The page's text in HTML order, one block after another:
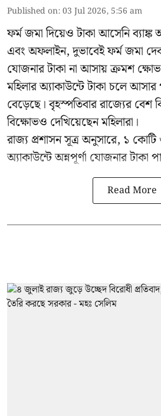
Published on:03 Jul 2026, 5:56 am
ফর্ম জমা দিয়েও টাকা আসেনি ব্যাঙ্ক
এবং অফলাইন, দুভাবেই ফর্ম জমা
যোজনার টাকা না আসায় ক্রমশ
মহিলার অ্যাকাউন্টে টাকা চলে
বেড়েছে। বৃহস্পতিবার রাজ্যের বেশ
বিক্ষোভও দেখিয়েছেন মহিলারা।
রাজ্য প্রশাসন সূত্র অনুসারে, ১ কোটি
অ্যাকাউন্টে অন্নপূর্ণা যোজনার টাকা
Read More